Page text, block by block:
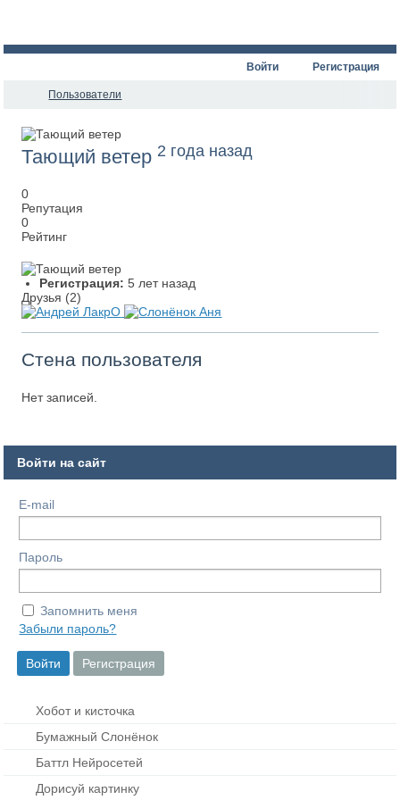
Войти Регистрация
Пользователи
Тающий ветер 2 года назад
0
Репутация
0
Рейтинг
Регистрация: 5 лет назад
Друзья (2)
Стена пользователя
Нет записей.
Войти на сайт
E-mail
Пароль
Запомнить меня
Забыли пароль?
Хобот и кисточка
Бумажный Слонёнок
Баттл Нейросетей
Дорисуй картинку